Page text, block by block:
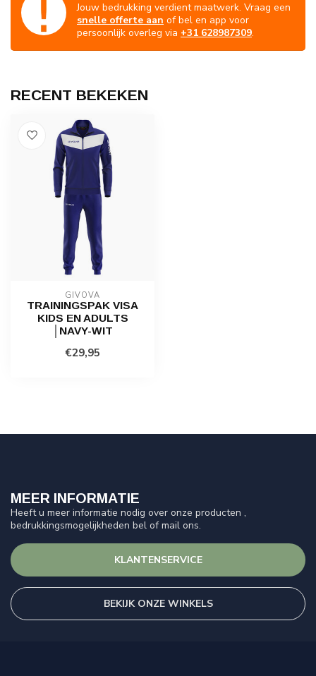
Jouw bedrukking verdient maatwerk. Vraag een
snelle offerte aan of bel en app voor
persoonlijk overleg via +31 628987309.
RECENT BEKEKEN
GIVOVA
TRAININGSPAK VISA
KIDS EN ADULTS
│NAVY-WIT
€29,95
MEER INFORMATIE
Heeft u meer informatie nodig over onze producten ,
bedrukkingsmogelijkheden bel of mail ons.
KLANTENSERVICE
BEKIJK ONZE WINKELS